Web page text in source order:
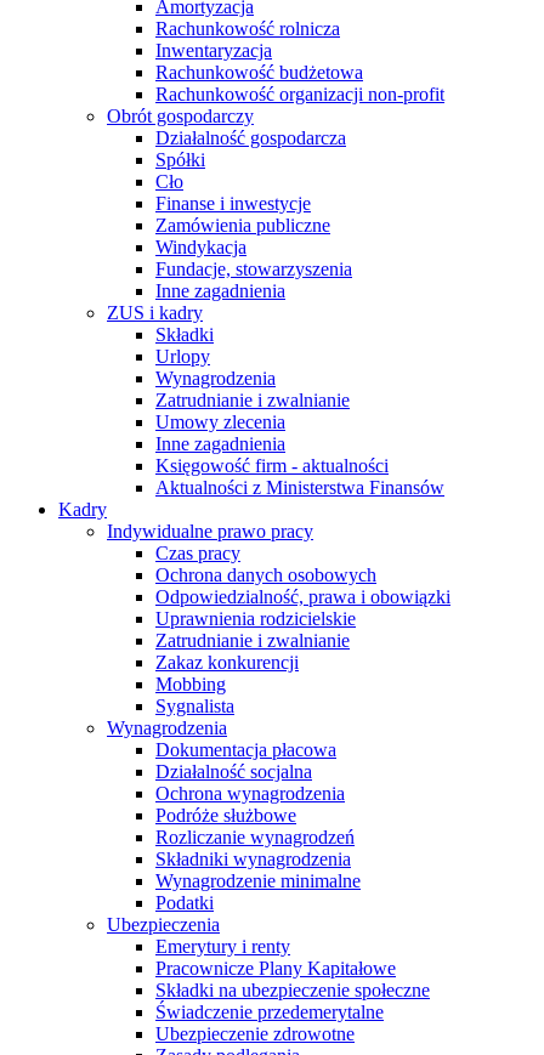
Amortyzacja
Rachunkowość rolnicza
Inwentaryzacja
Rachunkowość budżetowa
Rachunkowość organizacji non-profit
Obrót gospodarczy
Działalność gospodarcza
Spółki
Cło
Finanse i inwestycje
Zamówienia publiczne
Windykacja
Fundacje, stowarzyszenia
Inne zagadnienia
ZUS i kadry
Składki
Urlopy
Wynagrodzenia
Zatrudnianie i zwalnianie
Umowy zlecenia
Inne zagadnienia
Księgowość firm - aktualności
Aktualności z Ministerstwa Finansów
Kadry
Indywidualne prawo pracy
Czas pracy
Ochrona danych osobowych
Odpowiedzialność, prawa i obowiązki
Uprawnienia rodzicielskie
Zatrudnianie i zwalnianie
Zakaz konkurencji
Mobbing
Sygnalista
Wynagrodzenia
Dokumentacja płacowa
Działalność socjalna
Ochrona wynagrodzenia
Podróże służbowe
Rozliczanie wynagrodzeń
Składniki wynagrodzenia
Wynagrodzenie minimalne
Podatki
Ubezpieczenia
Emerytury i renty
Pracownicze Plany Kapitałowe
Składki na ubezpieczenie społeczne
Świadczenie przedemerytalne
Ubezpieczenie zdrowotne